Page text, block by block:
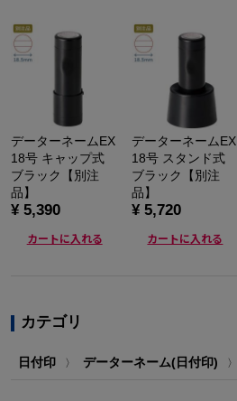
データーネームEX
18号 キャップ式
ブラック【別注
品】
¥ 5,390
カートに入れる
データーネームEX
18号 スタンド式
ブラック【別注
品】
¥ 5,720
カートに入れる
カテゴリ
日付印 〉 データーネーム(日付印) 〉